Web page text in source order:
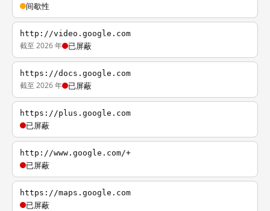
间歇性
http://video.google.com
截至 2026 年 已屏蔽
https://docs.google.com
截至 2026 年 已屏蔽
https://plus.google.com
已屏蔽
http://www.google.com/+
已屏蔽
https://maps.google.com
已屏蔽